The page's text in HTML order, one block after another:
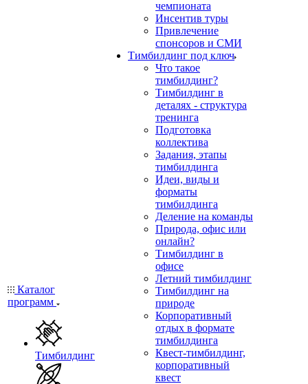
Каталог
программ
Тимбилдинг
чемпионата
Инсентив туры
Привлечение
спонсоров и СМИ
Тимбилдинг под ключ
Что такое
тимбилдинг?
Тимбилдинг в
деталях - структура
тренинга
Подготовка
коллектива
Задания, этапы
тимбилдинга
Идеи, виды и
форматы
тимбилдинга
Деление на команды
Природа, офис или
онлайн?
Тимбилдинг в
офисе
Летний тимбилдинг
Тимбилдинг на
природе
Корпоративный
отдых в формате
тимбилдинга
Квест-тимбилдинг,
корпоративный
квест